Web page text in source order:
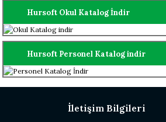
Hursoft Okul Katalog İndir
Hursoft Personel Katalog indir
İletişim Bilgileri